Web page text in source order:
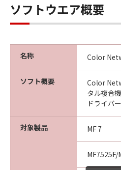
キヤノン株式会社
ソフトウエア概要
名称 Color
ソフト概要
Color
タル複合
ドライバー
対象製品 MF 7
MF7525F/